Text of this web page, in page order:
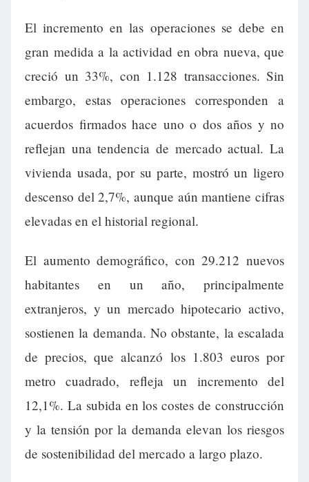
El incremento en las operaciones se debe en
gran medida a la actividad en obra nueva, que
creció un 33%, con 1.128 transacciones. Sin
embargo, estas operaciones corresponden a
acuerdos firmados hace uno o dos años y no
reflejan una tendencia de mercado actual. La
vivienda usada, por su parte, mostró un ligero
descenso del 2,7%, aunque aún mantiene cifras
elevadas en el historial regional.
El aumento demográfico, con 29.212 nuevos
habitantes en un año, principalmente
extranjeros, y un mercado hipotecario activo,
sostienen la demanda. No obstante, la escalada
de precios, que alcanzó los 1.803 euros por
metro cuadrado, refleja un incremento del
12,1%. La subida en los costes de construcción
y la tensión por la demanda elevan los riesgos
de sostenibilidad del mercado a largo plazo.